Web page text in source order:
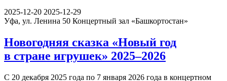
2025-12-20 2025-12-29
Уфа, ул. Ленина 50 Концертный зал «Башкортостан»
Новогодняя сказка «Новый год
в стране игрушек» 2025–2026
С 20 декабря 2025 года по 7 января 2026 года в концертном